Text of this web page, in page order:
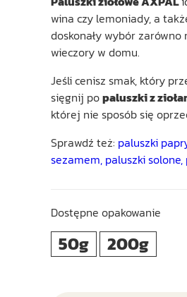
wina czy lemoniady, a
doskonały wybór
wieczory w domu.
Jeśli cenisz smak, który
sięgnij popaluszki z
której nie sposób się
Sprawdź też: paluszki
sezamem, paluszki solone,
Dostępne opakowanie
50g 200g